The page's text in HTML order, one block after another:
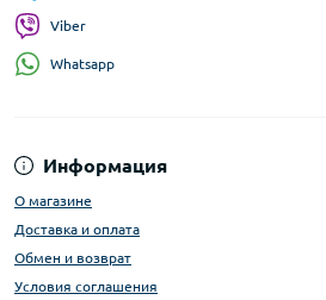
Информация
О магазине
Доставка и оплата
Обмен и возврат
Условия соглашения
Viber
Whatsapp